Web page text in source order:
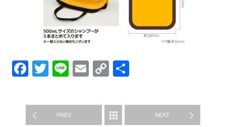
Facebook
Twitter
LineEmail
Copy
PREV
グッズ紹介 NEXT